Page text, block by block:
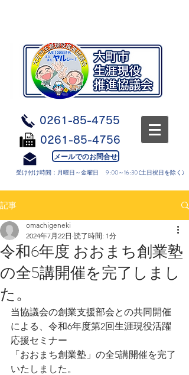
0261-85-4755
0261-85-4756
メールでのお問合せ
受け付け時間：月曜日～金曜日 9:00～16:30 (土日祝日を除く)
記事
令和6年度 おおまち創業塾
の全5講開催を完了しまし
た。
omachigeneki
2024年7月22日 読了時間: 1分
当協議会の創業支援部会との共同開催
による、令和6年度第2回生涯現役活躍
応援セミナー
「おおまち創業塾」の全5講開催を完了
いたしました。